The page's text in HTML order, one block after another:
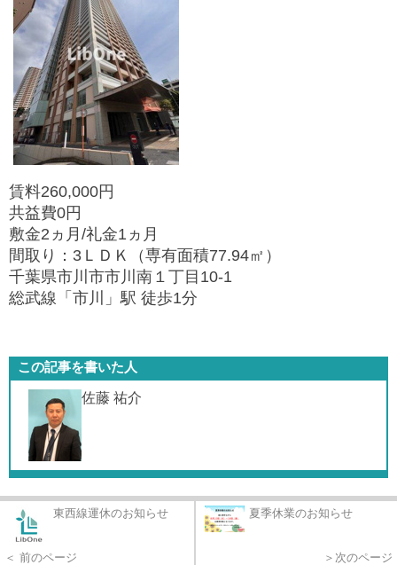
賃料260,000円
共益費0円
敷金2ヵ月/礼金1ヵ月
間取り：3ＬＤＫ（専有面積77.94㎡）
千葉県市川市市川南１丁目10-1
総武線「市川」駅 徒歩1分
この記事を書いた人
佐藤 祐介
東西線運休のお知らせ
＜ 前のページ
夏季休業のお知らせ
＞次のページ